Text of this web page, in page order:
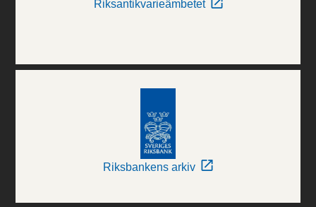
Riksantikvarieämbetet
Riksbankens arkiv